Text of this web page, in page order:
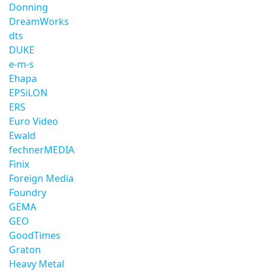
Donning
DreamWorks
dts
DUKE
e-m-s
Ehapa
EPSiLON
ERS
Euro Video
Ewald
fechnerMEDIA
Finix
Foreign Media
Foundry
GEMA
GEO
GoodTimes
Graton
Heavy Metal